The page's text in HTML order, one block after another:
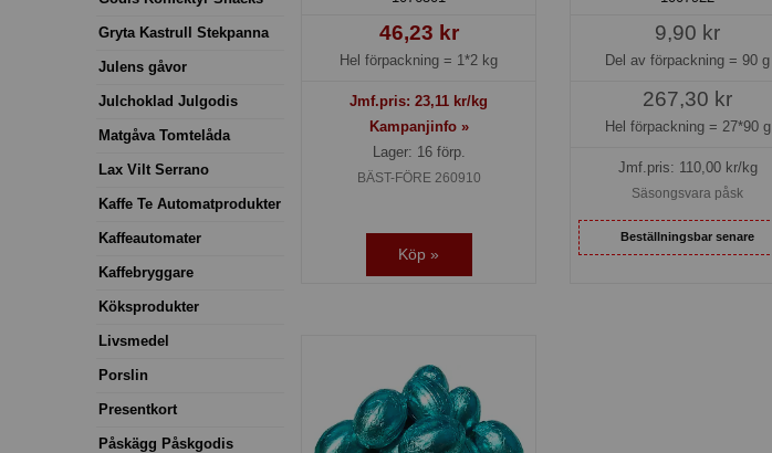
Gryta Kastrull Stekpanna
Julens gåvor
Julchoklad Julgodis
Matgåva Tomtelåda
Lax Vilt Serrano
Kaffe Te Automatprodukter
Kaffeautomater
Kaffebryggare
Köksprodukter
Livsmedel
Porslin
Presentkort
Påskägg Påskgodis
46,23 kr
Hel förpackning = 1*2 kg
Jmf.pris:23,11 kr/kg
Kampanjinfo »
Lager: 16 förp.
BÄST-FÖRE 260910
Köp »
9,90 kr
Del av förpackning =90 g
267,30 kr
Hel förpackning = 27*90 g
Jmf.pris: 110,00kr/kg
Säsongsvara påsk
Beställningsbar senare